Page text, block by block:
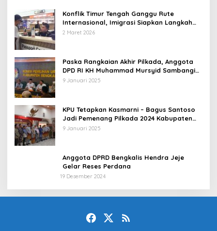
Konflik Timur Tengah Ganggu Rute
Internasional, Imigrasi Siapkan Langkah
Antisipatif
2 Maret 2026
Paska Rangkaian Akhir Pilkada, Anggota
DPD RI KH Muhammad Mursyid Sambangi
KPU Bengkalis
9 Januari 2025
KPU Tetapkan Kasmarni – Bagus Santoso
Jadi Pemenang Pilkada 2024 Kabupaten
Bengkalis
9 Januari 2025
Anggota DPRD Bengkalis Hendra Jeje
Gelar Reses Perdana
19 Desember 2024